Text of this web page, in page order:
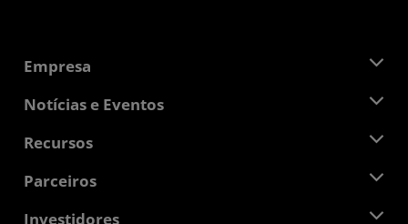
Empresa
Sobre a AMD
Responsibilidade Corporativa
Oportunidades de Emprego
Contato AMD
Notícias e Eventos
Sala de Imprensa
Bibliotecas de Mídias
Recursos
Central do desenvolvedor
Parceiros
AMD Partner Hub
Investidores